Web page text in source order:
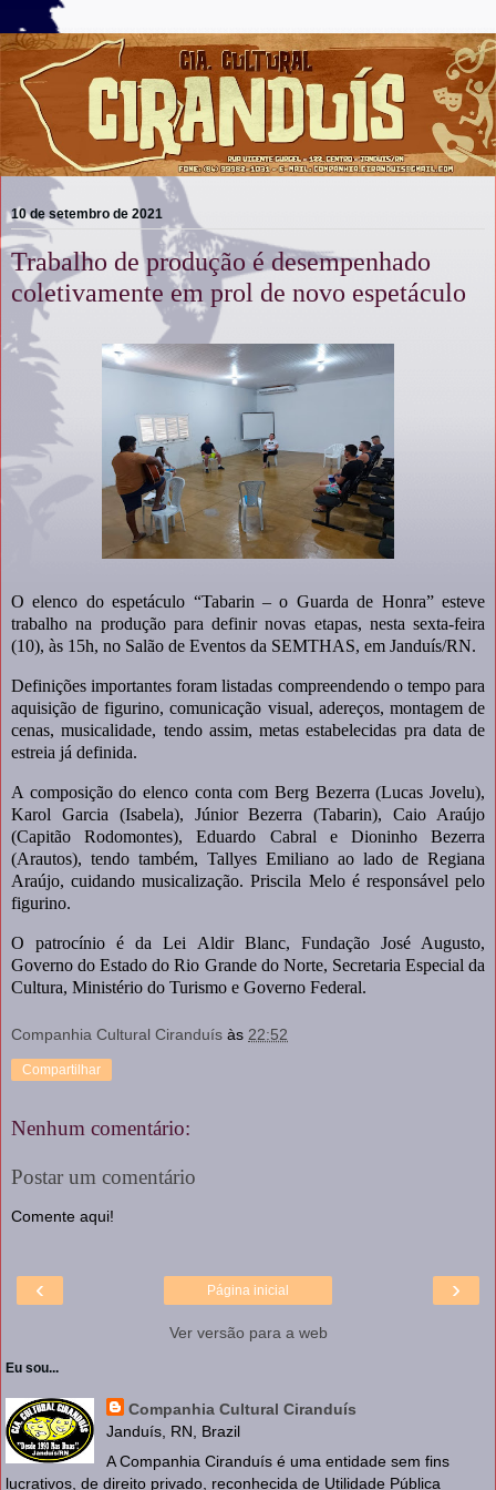
10 de setembro de 2021
Trabalho de produção é desempenhado
coletivamente em prol de novo espetáculo
O elenco do espetáculo “Tabarin – o Guarda de Honra” esteve
trabalho na produção para definir novas etapas, nesta sexta-feira
(10), às 15h, no Salão de Eventos da SEMTHAS, em Janduís/RN.
Definições importantes foram listadas compreendendo o tempo para
aquisição de figurino, comunicação visual, adereços, montagem de
cenas, musicalidade, tendo assim, metas estabelecidas pra data de
estreia já definida.
A composição do elenco conta com Berg Bezerra (Lucas Jovelu),
Karol Garcia (Isabela), Júnior Bezerra (Tabarin), Caio Araújo
(Capitão Rodomontes), Eduardo Cabral e Dioninho Bezerra
(Arautos), tendo também, Tallyes Emiliano ao lado de Regiana
Araújo, cuidando musicalização. Priscila Melo é responsável pelo
figurino.
O patrocínio é da Lei Aldir Blanc, Fundação José Augusto,
Governo do Estado do Rio Grande do Norte, Secretaria Especial da
Cultura, Ministério do Turismo e Governo Federal.
Companhia Cultural Ciranduís às 22:52
Compartilhar
Nenhum comentário:
Postar um comentário
Comente aqui!
‹ ›
Página inicial
Ver versão para a web
Eu sou...
Companhia Cultural Ciranduís
Janduís, RN, Brazil
A Companhia Ciranduís é uma entidade sem fins
lucrativos, de direito privado, reconhecida de Utilidade Pública